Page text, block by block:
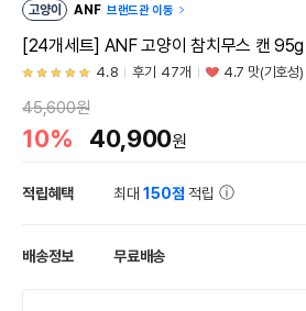
고양이 ANF 브랜드관 이동
[24개세트] ANF 고양이 참치무스 캔 95g
4.8 후기 47개 4.7 맛(기호성)
45,600원
10% 40,900원
적립혜택 최대150점 적립
배송정보 무료배송